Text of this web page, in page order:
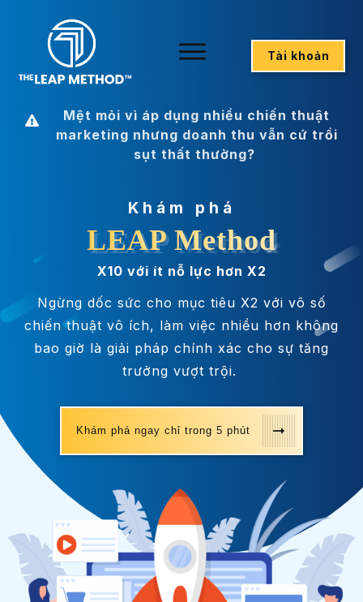
Tài khoản
Mệt mỏi vì áp dụng nhiều chiến thuật
marketing nhưng doanh thu vẫn cứ trồi
sụt thất thường?
Khám phá
LEAP Method
X10 với ít nỗ lực hơn X2
Ngừng dốc sức cho mục tiêu X2 với vô số
chiến thuật vô ích, làm việc nhiều hơn không
bao giờ là giải pháp chính xác cho sự tăng
trưởng vượt trội.
Khám phá ngay chỉ trong 5 phút